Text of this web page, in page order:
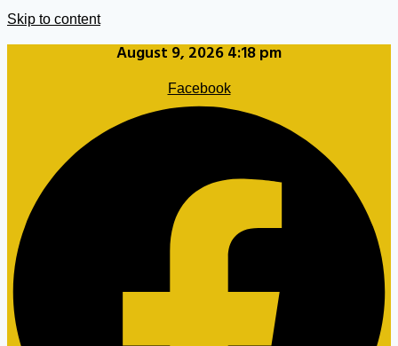
Skip to content
August 9, 2026 4:18 pm
Facebook